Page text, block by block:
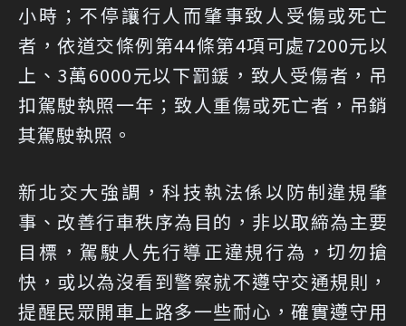
小時；不停讓行人而肇事致人受傷或死亡
者，依道交條例第44條第4項可處7200元以
上、3萬6000元以下罰鍰，致人受傷者，吊
扣駕駛執照一年；致人重傷或死亡者，吊銷
其駕駛執照。
新北交大強調，科技執法係以防制違規肇
事、改善行車秩序為目的，非以取締為主要
目標，駕駛人先行導正違規行為，切勿搶
快，或以為沒看到警察就不遵守交通規則，
提醒民眾開車上路多一些耐心，確實遵守用